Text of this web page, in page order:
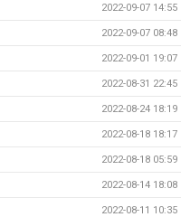
2022-09-07 14:55
2022-09-07 08:48
2022-09-01 19:07
2022-08-31 22:45
2022-08-24 18:19
2022-08-18 18:17
2022-08-18 05:59
2022-08-14 18:08
2022-08-11 10:35